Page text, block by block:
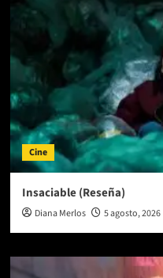
Cine
Insaciable (Reseña)
Diana Merlos 5 agosto, 2026